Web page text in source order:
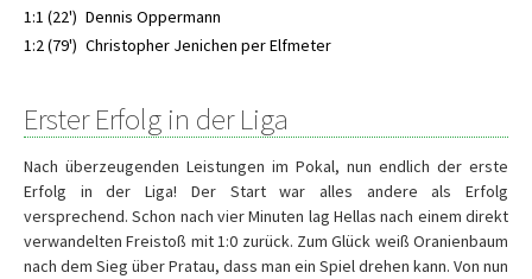
1:1 (22') Dennis Oppermann
1:2 (79') Christopher Jenichen per Elfmeter
Erster Erfolg in der Liga
Nach überzeugenden Leistungen im Pokal, nun endlich der erste
Erfolg in der Liga! Der Start war alles andere als Erfolg
versprechend. Schon nach vier Minuten lag Hellas nach einem direkt
verwandelten Freistoß mit 1:0 zurück. Zum Glück weiß Oranienbaum
nach dem Sieg über Pratau, dass man ein Spiel drehen kann. Von nun